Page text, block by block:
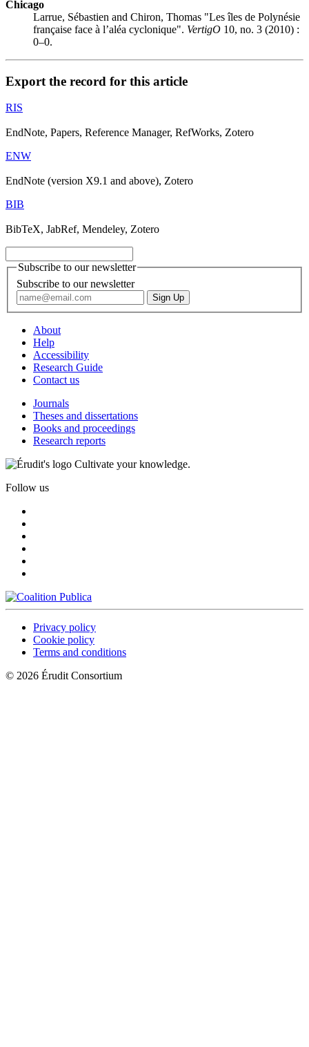
Chicago
Larrue, Sébastien and Chiron, Thomas "Les îles de Polynésie
française face à l’aléa cyclonique". VertigO 10, no. 3 (2010) :
0–0.
Export the record for this article
RIS
EndNote, Papers, Reference Manager, RefWorks, Zotero
ENW
EndNote (version X9.1 and above), Zotero
BIB
BibTeX, JabRef, Mendeley, Zotero
Subscribe to our newsletter
Subscribe to our newsletter
About
Help
Accessibility
Research Guide
Contact us
Journals
Theses and dissertations
Books and proceedings
Research reports
Cultivate your knowledge.
Follow us
Privacy policy
Cookie policy
Terms and conditions
© 2026 Érudit Consortium